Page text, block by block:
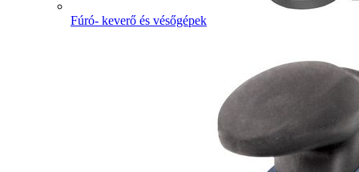
Fúró- keverő és vésőgépek